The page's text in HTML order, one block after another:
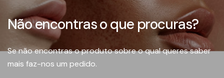
Não encontras o que procuras?
Se não encontras o produto sobre o qual queres saber
mais faz-nos um pedido.